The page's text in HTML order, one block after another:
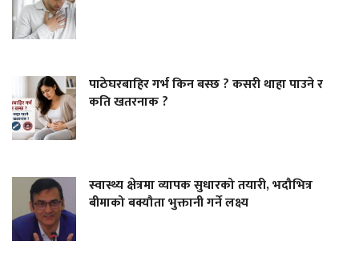
पाठेघरबाहिर गर्भ किन बस्छ ? कसरी थाहा पाउने र
कति खतरनाक ?
स्वास्थ्य क्षेत्रमा व्यापक सुधारको तयारी, भदौभित्र
बीमाको बक्यौता भुक्तानी गर्ने लक्ष्य